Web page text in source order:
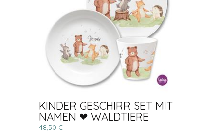
KINDER GESCHIRR SET MIT
NAMEN ❤ WALDTIERE
48,50 €